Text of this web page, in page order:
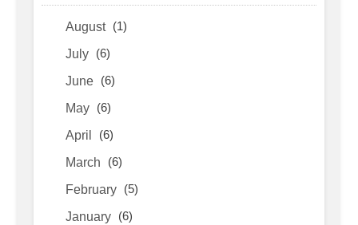
August (1)
July (6)
June (6)
May (6)
April (6)
March (6)
February (5)
January (6)